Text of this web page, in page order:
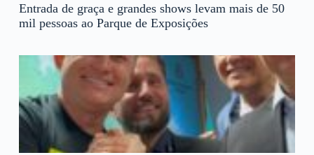
Entrada de graça e grandes shows levam mais de 50
mil pessoas ao Parque de Exposições